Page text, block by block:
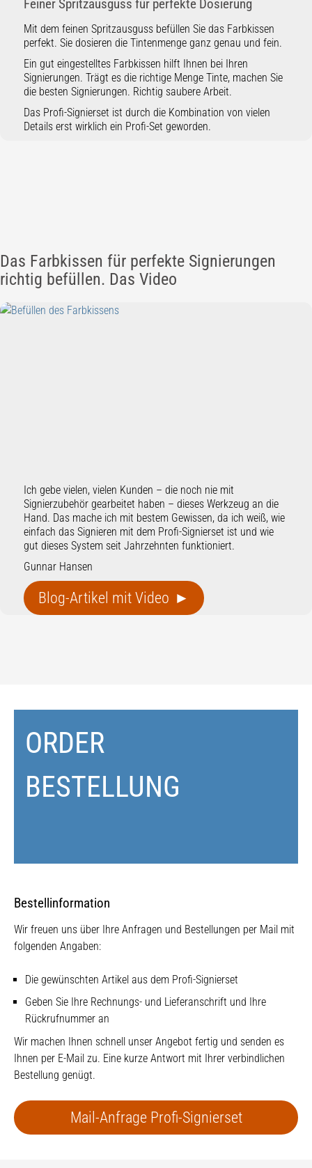
Feiner Spritzausguss für perfekte Dosierung
Mit dem feinen Spritzausguss befüllen Sie das Farbkissen
perfekt. Sie dosieren die Tintenmenge ganz genau und fein.
Ein gut eingestelltes Farbkissen hilft Ihnen bei Ihren
Signierungen. Trägt es die richtige Menge Tinte, machen Sie
die besten Signierungen. Richtig saubere Arbeit.
Das Profi-Signierset ist durch die Kombination von vielen
Details erst wirklich ein Profi-Set geworden.
Das Farbkissen für perfekte Signierungen
richtig befüllen. Das Video
Ich gebe vielen, vielen Kunden – die noch nie mit
Signierzubehör gearbeitet haben – dieses Werkzeug an die
Hand. Das mache ich mit bestem Gewissen, da ich weiß, wie
einfach das Signieren mit dem Profi-Signierset ist und wie
gut dieses System seit Jahrzehnten funktioniert.
Gunnar Hansen
Blog-Artikel mit Video
ORDER
BESTELLUNG
Bestellinformation
Wir freuen uns über Ihre Anfragen und Bestellungen per Mail mit
folgenden Angaben:
Die gewünschten Artikel aus dem Profi-Signierset
Geben Sie Ihre Rechnungs- und Lieferanschrift und Ihre
Rückrufnummer an
Wir machen Ihnen schnell unser Angebot fertig und senden es
Ihnen per E-Mail zu. Eine kurze Antwort mit Ihrer verbindlichen
Bestellung genügt.
Mail-Anfrage Profi-Signierset